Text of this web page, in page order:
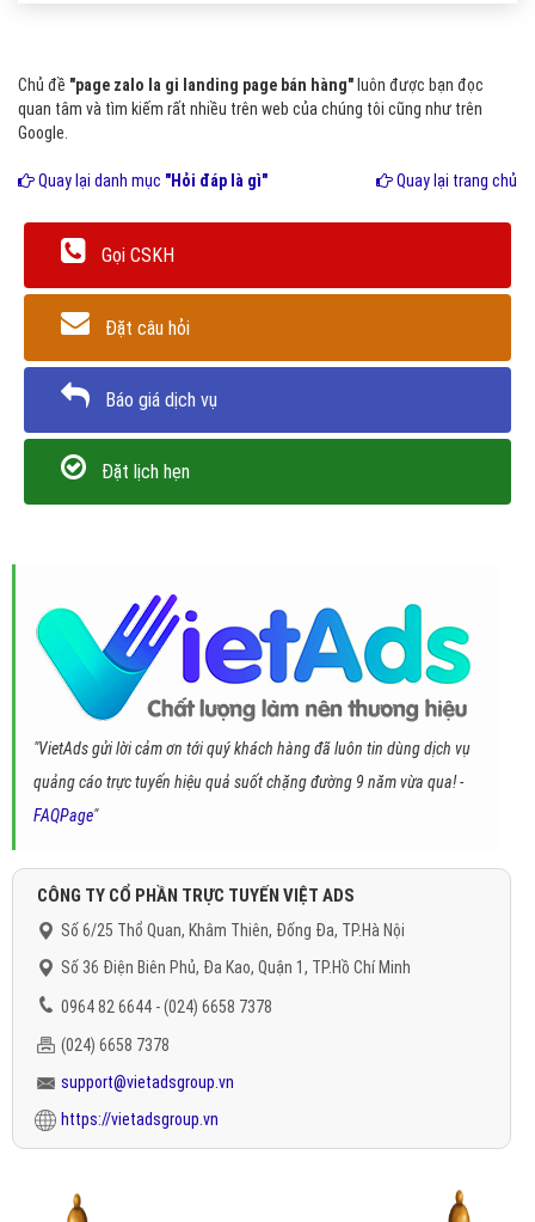
Chủ đề "page zalo la gi landing page bán hàng" luôn được bạn đọc
quan tâm và tìm kiếm rất nhiều trên web của chúng tôi cũng như trên
Google.
Quay lại danh mục "Hỏi đáp là gì" Quay lại trang chủ
Gọi CSKH
Đặt câu hỏi
Báo giá dịch vụ
Đặt lịch hẹn
"VietAds gửi lời cảm ơn tới quý khách hàng đã luôn tin dùng dịch vụ
quảng cáo trực tuyến hiệu quả suốt chặng đường 9 năm vừa qua! -
FAQPage"
CÔNG TY CỔ PHẦN TRỰC TUYẾN VIỆT ADS
Số 6/25 Thổ Quan, Khâm Thiên, Đống Đa, TP.Hà Nội
Số 36 Điện Biên Phủ, Đa Kao, Quận 1, TP.Hồ Chí Minh
0964 82 6644 - (024) 6658 7378
(024) 6658 7378
support@vietadsgroup.vn
https://vietadsgroup.vn